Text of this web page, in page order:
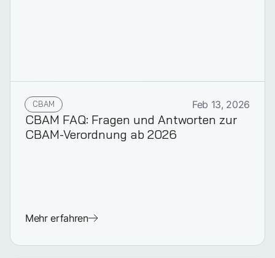
CBAM Feb 13, 2026
CBAM FAQ: Fragen und Antworten zur
CBAM-Verordnung ab 2026
Mehr erfahren